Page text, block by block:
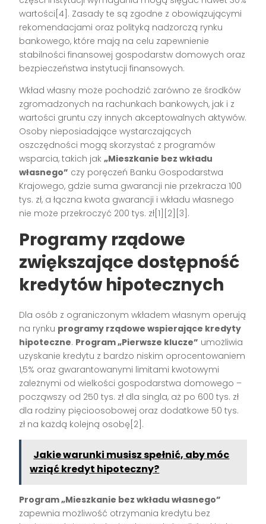
wartości[4]. Zasady te są zgodne z obowiązującymi
rekomendacjami oraz polityką nadzorczą rynku
bankowego, które mają na celu zapewnienie
stabilności finansowej gospodarstw domowych oraz
bezpieczeństwa instytucji finansowych.
Wkład własny może pochodzić zarówno ze środków
zgromadzonych na rachunkach bankowych, jak i z
wartości gruntu czy innych akceptowalnych aktywów.
Osoby nieposiadające wystarczających
oszczędności mogą skorzystać z programów
wsparcia, takich jak„Mieszkanie bez wkładu
własnego” czy poręczeń Banku Gospodarstwa
Krajowego, gdzie suma gwarancji nie przekracza 100
tys. zł, a łączna kwota gwarancji i wkładu własnego
nie może przekroczyć 200 tys. zł[1][2][3].
Programy rządowe
zwiększające dostępność
kredytów hipotecznych
Dla osób z ograniczonym wkładem własnym operują
na rynku programy rządowe wspierające kredyty
hipoteczne. Program „Pierwsze klucze” umożliwia
uzyskanie kredytu z bardzo niskim oprocentowaniem
1,5% oraz gwarantowanymi limitami kwotowymi
zależnymi od wielkości gospodarstwa domowego –
począwszy od 250 tys. zł dla singla, aż po 600 tys. zł
dla rodziny pięcioosobowej oraz dodatkowe 50 tys.
zł na każdą kolejną osobę[2].
Jakie warunki musisz spełnić, aby móc
wziąć kredyt hipoteczny?
Program „Mieszkanie bez wkładu własnego”
zapewnia możliwość otrzymania kredytu bez